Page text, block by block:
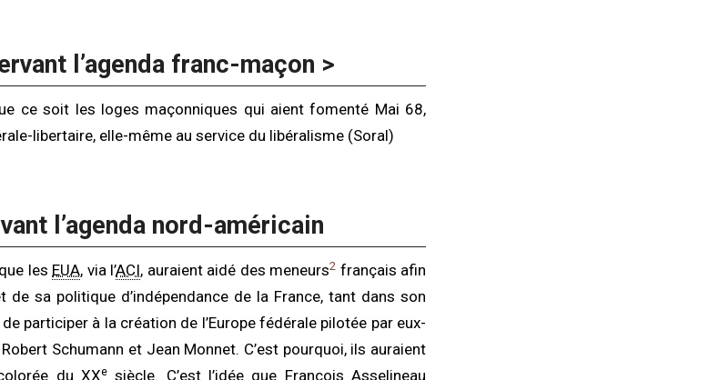
l’agenda franc-maçon >
ce soit les loges maçonniques qui aient fomenté Mai 68,
libertaire, elle-même au service du libéralisme (Soral)
l’agenda nord-américain
les EUA, via l’ACI, auraient aidé des meneurs2 français afin
de sa politique d’indépendance de la France, tant dans son
de participer à la création de l’Europe fédérale pilotée par eux-
Schumann et Jean Monnet. C’est pourquoi, ils auraient
du XXe siècle. C’est l’idée que François Asselineau